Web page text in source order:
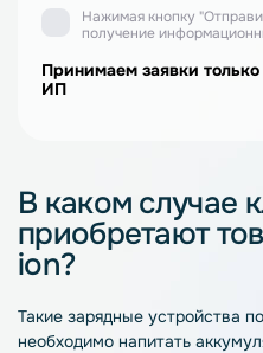
Нажимая кнопку
получение
Принимаем заявки
ИП
В каком случае
приобретают
ion?
Такие зарядные устройства
необходимо напитать